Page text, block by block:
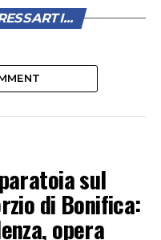
sul
di Bonifica:
opera